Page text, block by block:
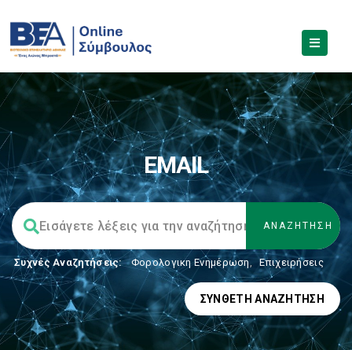
EMAIL
Συχνές Αναζητήσεις: Φορολογικη Ενημέρωση, Επιχειρήσεις
ΣΎΝΘΕΤΗ ΑΝΑΖΉΤΗΣΗ